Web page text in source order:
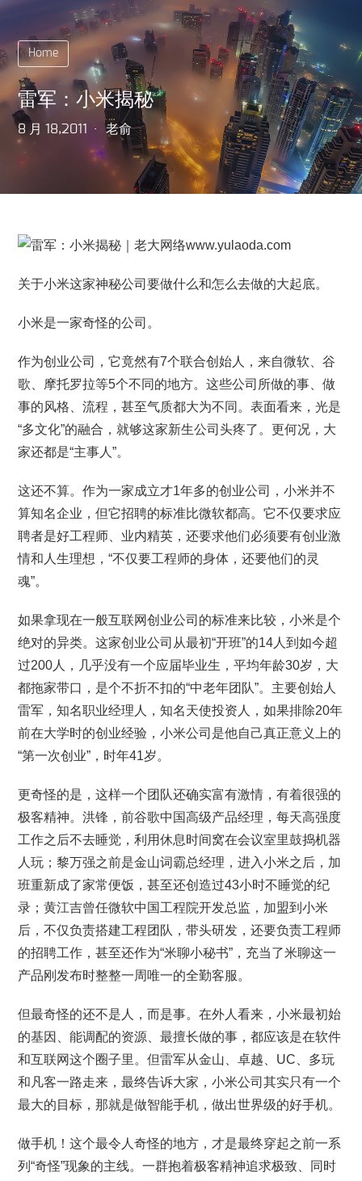
Home
雷军：小米揭秘
8 月 18,2011 老俞
关于小米这家神秘公司要做什么和怎么去做的大起底。
小米是一家奇怪的公司。
作为创业公司，它竟然有7个联合创始人，来自微软、谷
歌、摩托罗拉等5个不同的地方。这些公司所做的事、做
事的风格、流程，甚至气质都大为不同。表面看来，光是
“多文化”的融合，就够这家新生公司头疼了。更何况，大
家还都是“主事人”。
这还不算。作为一家成立才1年多的创业公司，小米并不
算知名企业，但它招聘的标准比微软都高。它不仅要求应
聘者是好工程师、业内精英，还要求他们必须要有创业激
情和人生理想，“不仅要工程师的身体，还要他们的灵
魂”。
如果拿现在一般互联网创业公司的标准来比较，小米是个
绝对的异类。这家创业公司从最初“开班”的14人到如今超
过200人，几乎没有一个应届毕业生，平均年龄30岁，大
都拖家带口，是个不折不扣的“中老年团队”。主要创始人
雷军，知名职业经理人，知名天使投资人，如果排除20年
前在大学时的创业经验，小米公司是他自己真正意义上的
“第一次创业”，时年41岁。
更奇怪的是，这样一个团队还确实富有激情，有着很强的
极客精神。洪锋，前谷歌中国高级产品经理，每天高强度
工作之后不去睡觉，利用休息时间窝在会议室里鼓捣机器
人玩；黎万强之前是金山词霸总经理，进入小米之后，加
班重新成了家常便饭，甚至还创造过43小时不睡觉的纪
录；黄江吉曾任微软中国工程院开发总监，加盟到小米
后，不仅负责搭建工程团队，带头研发，还要负责工程师
的招聘工作，甚至还作为“米聊小秘书”，充当了米聊这一
产品刚发布时整整一周唯一的全勤客服。
但最奇怪的还不是人，而是事。在外人看来，小米最初始
的基因、能调配的资源、最擅长做的事，都应该是在软件
和互联网这个圈子里。但雷军从金山、卓越、UC、多玩
和凡客一路走来，最终告诉大家，小米公司其实只有一个
最大的目标，那就是做智能手机，做出世界级的好手机。
做手机！这个最令人奇怪的地方，才是最终穿起之前一系
列“奇怪”现象的主线。一群抱着极客精神追求极致、同时